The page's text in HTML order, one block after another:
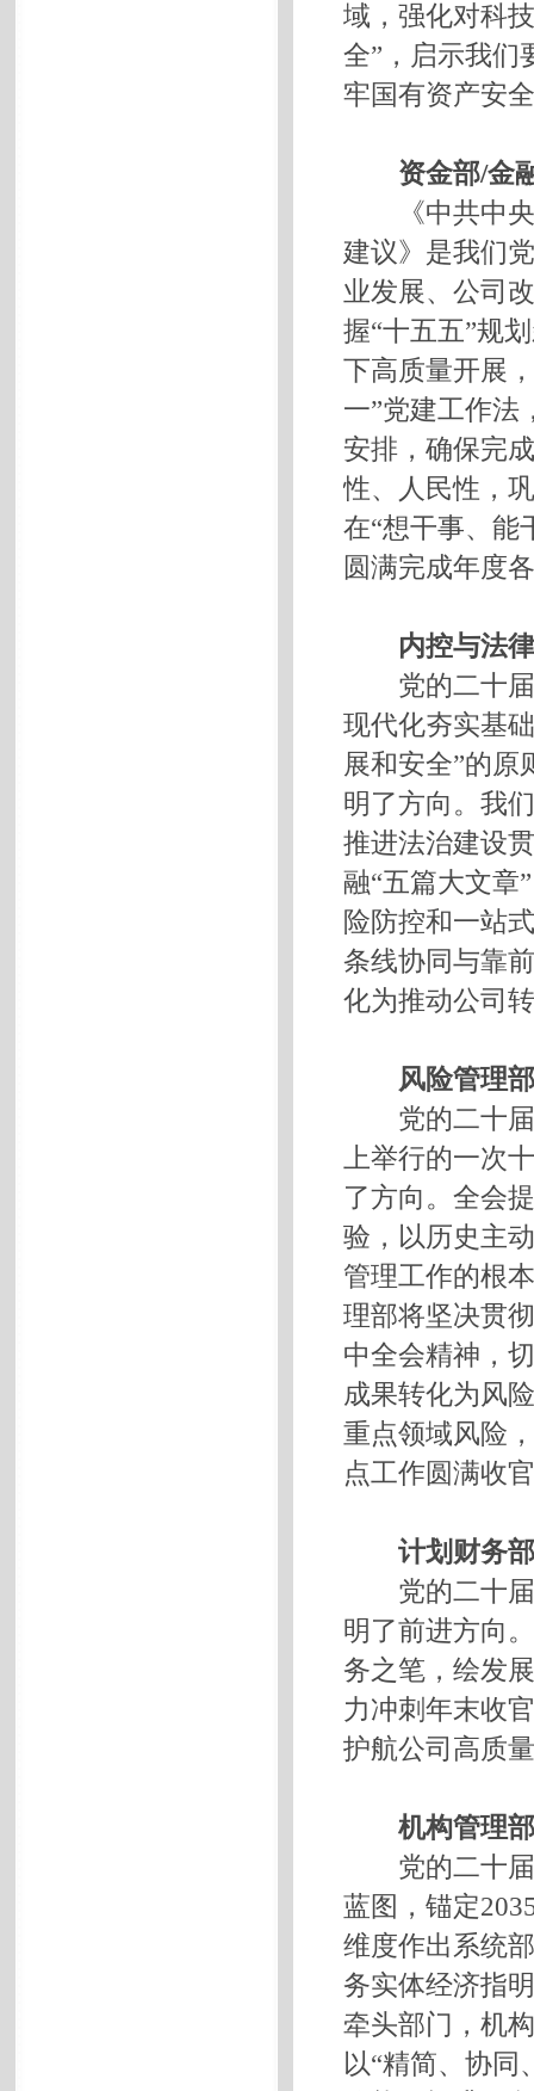
域，强化对科
全”，启示我们
牢国有资产安
资金部/金
《中共中央
建议》是我们
业发展、公司
握“十五五”规
下高质量开展
一”党建工作法
安排，确保完
性、人民性，
在“想干事、能
圆满完成年度
内控与法
党的二十届
现代化夯实基
展和安全”的原
明了方向。我
推进法治建设
融“五篇大文章
险防控和一站
条线协同与靠
化为推动公司
风险管理
党的二十
上举行的一次
了方向。全会
验，以历史主
管理工作的根
理部将坚决贯
中全会精神，
成果转化为风
重点领域风险
点工作圆满收
计划财务
党的二十
明了前进方向
务之笔，绘发
力冲刺年末收
护航公司高质
机构管理
党的二十届
蓝图，锚定
维度作出系统
务实体经济指
牵头部门，机
以“精简、协同